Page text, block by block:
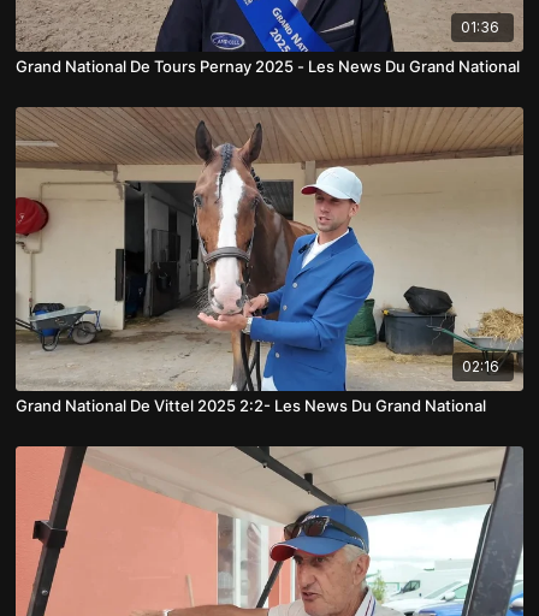
01:36
Grand National De Tours Pernay 2025 - Les News Du Grand National
02:16
Grand National De Vittel 2025 2:2- Les News Du Grand National